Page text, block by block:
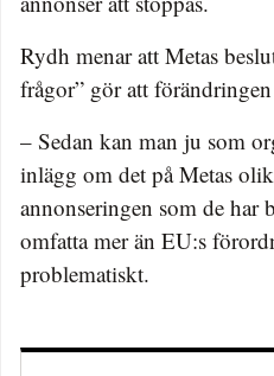
Rydh menar att Metas
frågor” gör att
– Sedan kan man ju som
inlägg om det på Metas
annonseringen som de har
omfatta mer än EU:s
problematiskt.